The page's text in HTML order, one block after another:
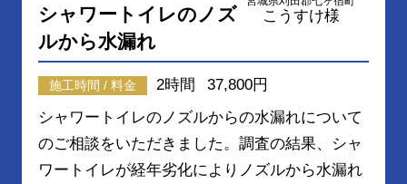
こうすけ様
シャワートイレのノズ
ルから水漏れ
施工時間 / 料金 2時間
37,800円
シャワートイレのノズルからの水漏れについて
のご相談をいただきました。調査の結果、シャ
ワートイレが経年劣化によりノズルから水漏れ